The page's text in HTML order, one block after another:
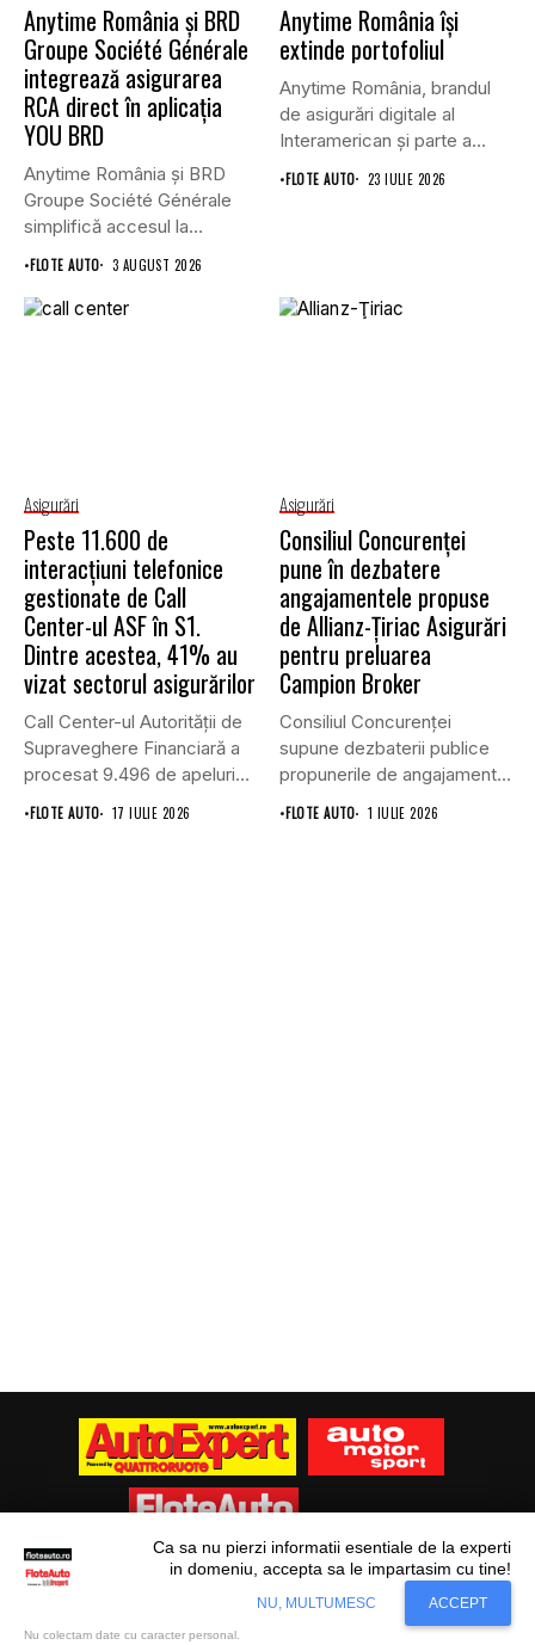
Anytime România și BRD
Groupe Société Générale
integrează asigurarea
RCA direct în aplicația
YOU BRD
Anytime România și BRD
Groupe Société Générale
simplifică accesul la
asigurările auto...
•FLOTE AUTO 3 AUGUST 2026
Anytime România își
extinde portofoliul
Anytime România, brandul
de asigurări digitale al
Interamerican și parte a
Grupului...
•FLOTE AUTO 23 IULIE 2026
Asigurări
Peste 11.600 de
interacțiuni telefonice
gestionate de Call
Center-ul ASF în S1.
Dintre acestea, 41% au
vizat sectorul asigurărilor
Call Center-ul Autorității de
Supraveghere Financiară a
procesat 9.496 de apeluri
primite...
•FLOTE AUTO 17 IULIE 2026
Asigurări
Consiliul Concurenţei
pune în dezbatere
angajamentele propuse
de Allianz-Ţiriac Asigurări
pentru preluarea
Campion Broker
Consiliul Concurenţei
supune dezbaterii publice
propunerile de angajamente
formulate de Allianz-Ţiriac
•FLOTE AUTO 1 IULIE 2026
© Flote Auto. Toate drepturile rezervate.
JuridicFinanciarAnalize De Piață Transporturi
Situl nostru utilizeaza cookies. Ce inseamna
Accept
Ca sa nu pierzi informatii esentiale de la experti
in domeniu, accepta sa le impartasim cu tine!
NU, MULTUMESC ACCEPT
Nu colectam date cu caracter personal.